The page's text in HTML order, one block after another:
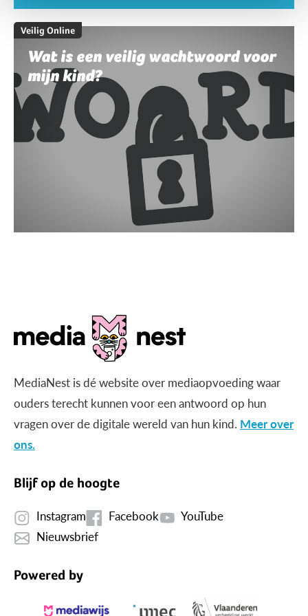
Veilig Online
Wat is een veilig wachtwoord voor
mijn kind?
MediaNest is dé website over mediaopvoeding waar
ouders terecht kunnen voor een antwoord op hun
vragen over de digitale wereld van hun kind. Meer over
ons.
Blijf op de hoogte
Instagram Facebook
YouTube
Nieuwsbrief
Powered by